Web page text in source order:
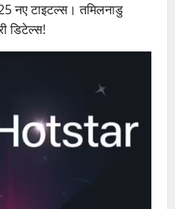
नए टाइटल्स। तमिलनाडु
डिटेल्स!